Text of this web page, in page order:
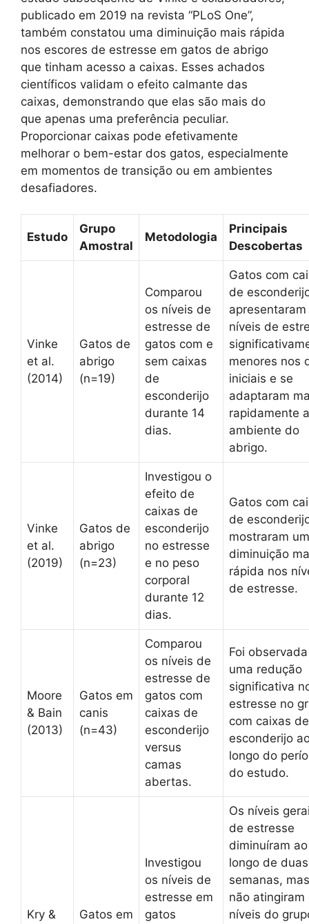
publicado em 2019 na revista “PLoS One”,
também constatou uma diminuição mais rápida
nos escores de estresse em gatos de abrigo
que tinham acesso a caixas. Esses achados
científicos validam o efeito calmante das
caixas, demonstrando que elas são mais do
que apenas uma preferência peculiar.
Proporcionar caixas pode efetivamente
melhorar o bem-estar dos gatos, especialmente
em momentos de transição ou em ambientes
desafiadores.
Estudo
Grupo
Amostral
Metodologia
Principais
Descobertas
Vinke
et al.
(2014)
Gatos de
abrigo
(n=19)
Comparou
os níveis de
estresse de
gatos com e
sem caixas
de
esconderijo
durante 14
dias.
Gatos com
de
apresentaram
níveis de
menores nos
iniciais e se
adaptaram
rapidamente
ambiente do
abrigo.
Vinke
et al.
(2019)
Gatos de
abrigo
(n=23)
Investigou o
efeito de
caixas de
esconderijo
no estresse
e no peso
corporal
durante 12
dias.
Gatos com
de
mostraram
diminuição
rápida nos
de estresse.
Moore
& Bain
(2013)
Gatos em
canis
(n=43)
Comparou
os níveis de
estresse de
gatos com
caixas de
esconderijo
versus
camas
abertas.
Foi observada
uma redução
significativa
estresse no
com caixas de
esconderijo
longo do
do estudo.
Kry &
Gatos em
Investigou
os níveis de
estresse em
gatos
Os níveis
de estresse
diminuíram ao
longo de duas
semanas, mas
não atingiram
níveis do